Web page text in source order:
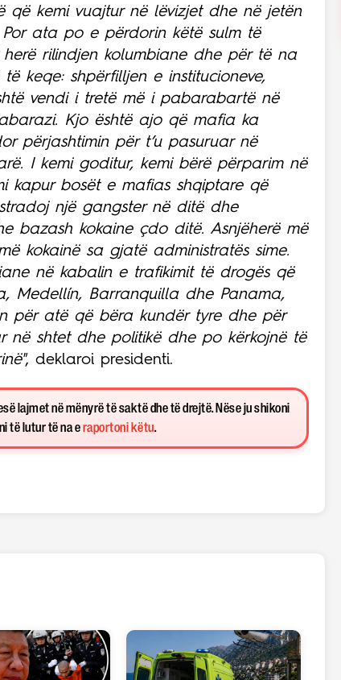
që kemi vuajtur në lëvizjet dhe në jetën
ata po e përdorin këtë sulm të
rilindjen kolumbiane dhe për të na
keqe: shpërfilljen e institucioneve,
vendi i tretë më i pabarabartë në
Kjo është ajo që mafia ka
përjashtimin për t’u pasuruar në
I kemi goditur, kemi bërë përparim në
kapur bosët e mafias shqiptare që
një gangster në ditë dhe
bazash kokaine çdo ditë. Asnjëherë më
kokainë sa gjatë administratës sime.
në kabalin e trafikimit të drogës që
Medellín, Barranquilla dhe Panama,
për atë që bëra kundër tyre dhe për
në shtet dhe politikë dhe po kërkojnë të
, deklaroi presidenti.
lajmet në mënyrë të saktë dhe të drejtë. Nëse ju shikoni
të lutur të na e raportoni këtu.